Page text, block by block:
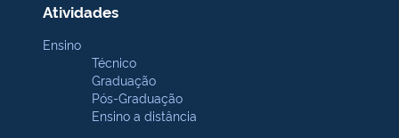
Atividades
Ensino
Técnico
Graduação
Pós-Graduação
Ensino a distância